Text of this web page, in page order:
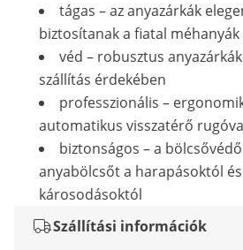
tágas – az anyazárkák
biztosítanak a fiatal méhanyák
véd – robusztus
szállítás érdekében
professzionális –
automatikus visszatérő
biztonságos – a
anyabölcsőt a harapásoktól
károsodásoktól
Szállítási információk